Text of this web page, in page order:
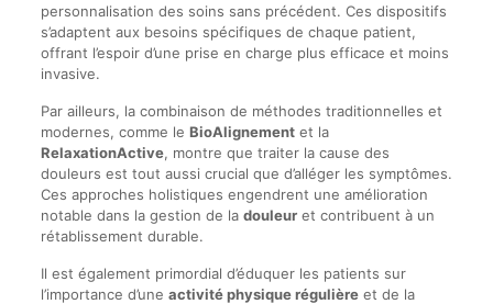
personnalisation des soins sans précédent. Ces dispositifs
s’adaptent aux besoins spécifiques de chaque patient,
offrant l’espoir d’une prise en charge plus efficace et moins
invasive.
Par ailleurs, la combinaison de méthodes traditionnelles et
modernes, comme le BioAlignementet la
RelaxationActive, montre que traiter la cause des
douleurs est tout aussi crucial que d’alléger les symptômes.
Ces approches holistiques engendrent une amélioration
notable dans la gestion de la douleuret contribuent à un
rétablissement durable.
Il est également primordial d’éduquer les patients sur
l’importance d’une activité physique régulièreet de la